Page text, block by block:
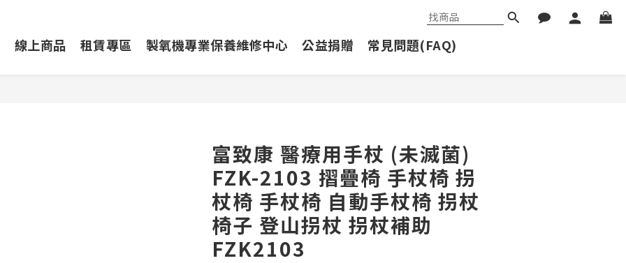
線上商品 租賃專區 製氧機專業保養維修中心 公益捐贈 常見問題(FAQ)
富致康 醫療用手杖 (未滅菌)
FZK-2103 摺疊椅 手杖椅 拐
杖椅 手杖椅 自動手杖椅 拐杖
椅子 登山拐杖 拐杖補助
FZK2103